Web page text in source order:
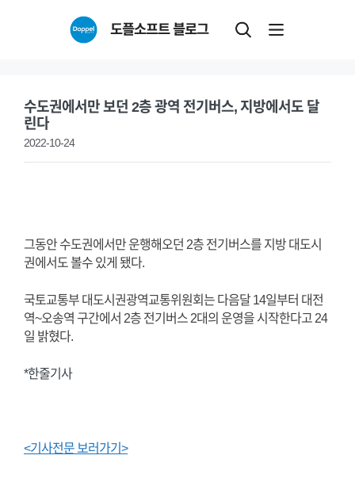
도플소프트 블로그
수도권에서만 보던 2층 광역 전기버스, 지방에서도 달
린다
2022-10-24
그동안 수도권에서만 운행해오던 2층 전기버스를 지방 대도시
권에서도 볼수 있게 됐다.
국토교통부 대도시권광역교통위원회는 다음달 14일부터 대전
역~오송역 구간에서 2층 전기버스 2대의 운영을 시작한다고 24
일 밝혔다.
*한줄기사
<기사전문 보러가기>